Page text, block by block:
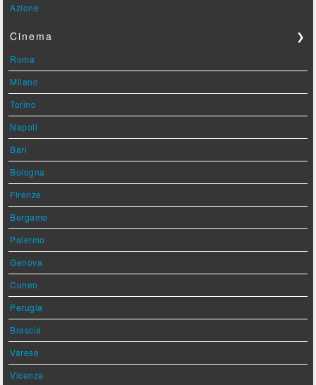
Azione
Cinema ❯
Roma
Milano
Torino
Napoli
Bari
Bologna
Firenze
Bergamo
Palermo
Genova
Cuneo
Perugia
Brescia
Varese
Vicenza